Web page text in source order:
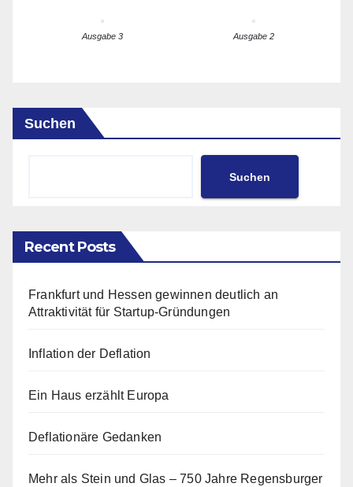
Ausgabe 3 Ausgabe 2
Suchen
Suchen
Recent Posts
Frankfurt und Hessen gewinnen deutlich an
Attraktivität für Startup-Gründungen
Inflation der Deflation
Ein Haus erzählt Europa
Deflationäre Gedanken
Mehr als Stein und Glas – 750 Jahre Regensburger